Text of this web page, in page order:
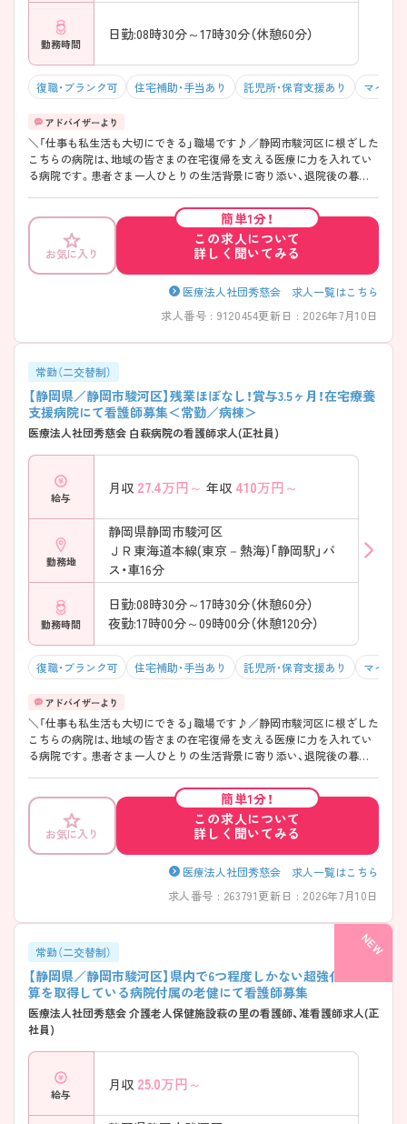
勤務時間
日勤:08時30分～17時30分（休憩60分）
復職・ブランク可 住宅補助・手当あり 託児所・保育支援あり マイカ
＼「仕事も私生活も大切にできる」職場です♪／静岡市駿河区に根ざした
こちらの病院は、地域の皆さまの在宅復帰を支える医療に力を入れてい
る病院です。患者さま一人ひとりの生活背景に寄り添い、退院後の暮ら
施設への異動実績もあるため、ライフステージに合わせたキャリアを描
きやすい環境です。夜勤は複数名体制を敷いており、「一人夜勤にならな
い」安心感も魅力の一つ。院内託児所を完備し、子育て世代のスタッフも
多く活躍されています。無理なく、長く働き続けたい方におすすめの職
場です。 ――――――――――――――― ■ 「在宅復帰」を本気で支え
る地域医療 ――――――――――――――― 地域密着型の病院として、
を入れた看護・支援 ・多職種と連携しながら患者さまをサポート → 「地
域で暮らし続ける」を支えるやりがいを感じられます
――――――――――――――― 無理のない働き方を大切にしていま
す。 ・複数名での夜勤体制を敷いている ・一人夜勤にならない安心の環
境 ・残業はほぼなし → 心身の負担を抑えながら勤務できます
――――――――――――――― ■ 中途入職でも安心の教育サポート
――――――――――――――― 経験に応じたフォロー体制が整って
います。 ・「中途採用看護師教育プログラム」あり ・チューター制を導入
――――――――――――――― ■ 将来につながるスキルアップ支援
――――――――――――――― 学びたい気持ちを法人全体で応援し
ています。 ・資格取得費用の一部補助あり ・特定行為看護師養成の協力
施設として登録 → キャリアアップを前向きに考えられる環境です
――――――――――――――― ■ 子育て世代にうれしい院内託児所
――――――――――――――― 仕事と家庭の両立を大切にしていま
す。 ・自然に恵まれた環境での戸外活動 ・季節行事や地域交流も実施 →
安心してお子さまを預けられる環境です♪
お気に入り
簡単1分！
この求人について
詳しく聞いてみる
医療法人社団秀慈会 求人一覧はこちら
求人番号 : 9120454更新日 : 2026年7月10日
常勤（二交替制）
【静岡県／静岡市駿河区】残業ほぼなし！賞与3.5ヶ月！在宅療養
支援病院にて看護師募集＜常勤／病棟＞
医療法人社団秀慈会 白萩病院の看護師求人(正社員)
給与
月収 27.4万円～ 年収 410万円～
勤務地
静岡県静岡市駿河区
ＪＲ東海道本線(東京－熱海)「静岡駅」バ
ス・車16分
勤務時間
日勤:08時30分～17時30分（休憩60分）
夜勤:17時00分～09時00分（休憩120分）
復職・ブランク可 住宅補助・手当あり 託児所・保育支援あり マイカ
＼「仕事も私生活も大切にできる」職場です♪／静岡市駿河区に根ざした
こちらの病院は、地域の皆さまの在宅復帰を支える医療に力を入れてい
る病院です。患者さま一人ひとりの生活背景に寄り添い、退院後の暮ら
施設への異動実績もあるため、ライフステージに合わせたキャリアを描
きやすい環境です。夜勤は複数名体制を敷いており、「一人夜勤にならな
い」安心感も魅力の一つ。院内託児所を完備し、子育て世代のスタッフも
多く活躍されています。無理なく、長く働き続けたい方におすすめの職
場です。 ――――――――――――――― ■ 「在宅復帰」を本気で支え
る地域医療 ――――――――――――――― 地域密着型の病院として、
を入れた看護・支援 ・多職種と連携しながら患者さまをサポート → 「地
域で暮らし続ける」を支えるやりがいを感じられます
――――――――――――――― 無理のない働き方を大切にしていま
す。 ・複数名での夜勤体制を敷いている ・一人夜勤にならない安心の環
境 ・残業はほぼなし → 心身の負担を抑えながら勤務できます
――――――――――――――― ■ 中途入職でも安心の教育サポート
――――――――――――――― 経験に応じたフォロー体制が整って
います。 ・「中途採用看護師教育プログラム」あり ・チューター制を導入
し、定期面談を実施 → 新しい環境でも不安なくスタートできます
――――――――――――――― 学びたい気持ちを法人全体で応援し
ています。 ・資格取得費用の一部補助あり ・特定行為看護師養成の協力
施設として登録 → キャリアアップを前向きに考えられる環境です
お気に入り
簡単1分！
この求人について
詳しく聞いてみる
医療法人社団秀慈会 求人一覧はこちら
求人番号 : 263791更新日 : 2026年7月10日
常勤（二交替制）
【静岡県／静岡市駿河区】県内で6つ程度しかない超強化型加
算を取得している病院付属の老健にて看護師募集
医療法人社団秀慈会 介護老人保健施設萩の里の看護師、准看護師求人(正
社員)
給与
月収 25.0万円～